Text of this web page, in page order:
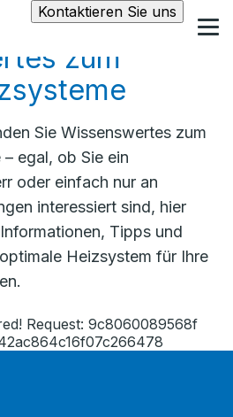
Kontaktieren Sie uns
zum
Sie Wissenswertes zum
egal, ob Sie ein
oder einfach nur an
interessiert sind, hier
Tipps und
Heizsystem für Ihre
Request: 9c8060089568f